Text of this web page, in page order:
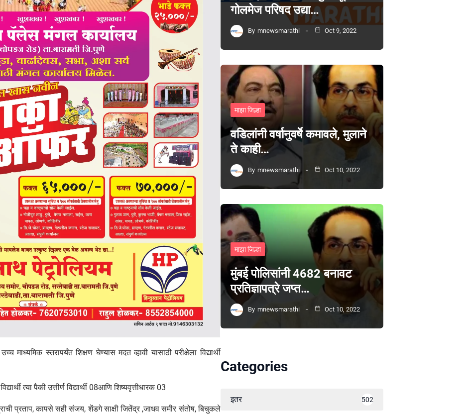
माध्यमिक स्तरापर्यंत शिक्षण घेण्यास मदत व्हावी यासाठी परीक्षेला विद्यार्थी
त्या पैकी उत्तीर्ण विद्यार्थी 08आणि शिष्यवृत्तीधारक 03
प्रताप, कापसे सही संजय, शेंडगे साक्षी जितेंद्र ,जाधव समीर संतोष, बिचुकले
गोलमेज परिषद उद्या…
By mnewsmarathi Oct 9, 2022
माझा जिल्हा
वडिलांनी वर्षानुवर्षे कमावले, मुलाने
ते काही…
By mnewsmarathi Oct 10, 2022
माझा जिल्हा
मुंबई पोलिसांनी 4682 बनावट
प्रतिज्ञापत्रे जप्त…
By mnewsmarathi Oct 10, 2022
Categories
इतर 502